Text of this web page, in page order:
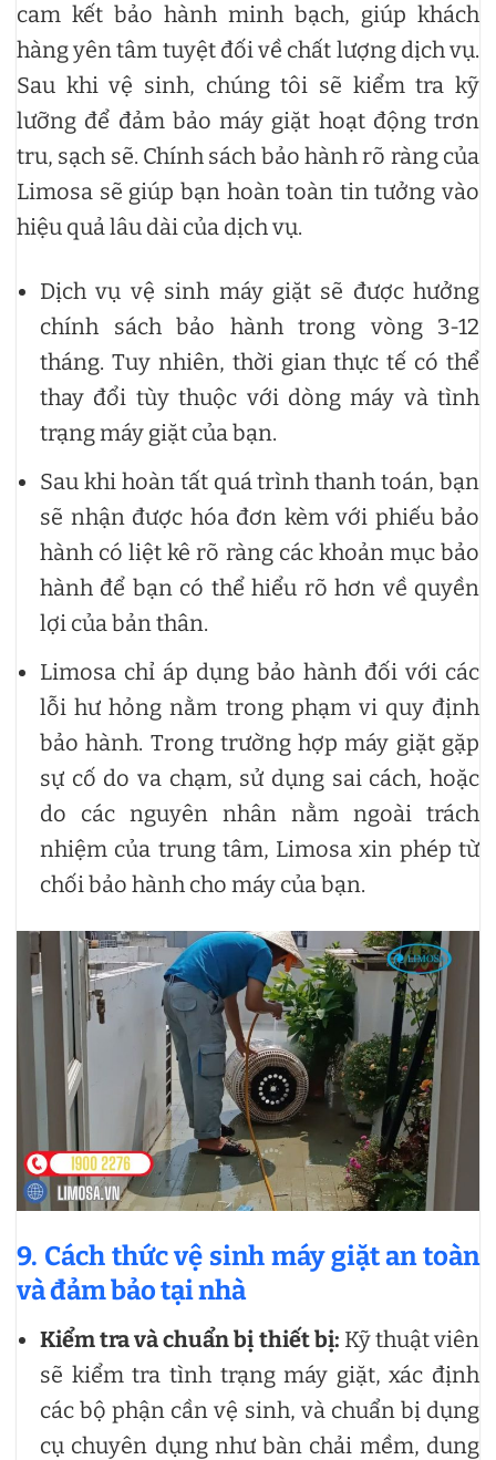
cam kết bảo hành minh bạch, giúp khách
hàng yên tâm tuyệt đối về chất lượng dịch vụ.
Sau khi vệ sinh, chúng tôi sẽ kiểm tra kỹ
lưỡng để đảm bảo máy giặt hoạt động trơn
tru, sạch sẽ. Chính sách bảo hành rõ ràng của
Limosa sẽ giúp bạn hoàn toàn tin tưởng vào
hiệu quả lâu dài của dịch vụ.
Dịch vụ vệ sinh máy giặt sẽ được hưởng
chính sách bảo hành trong vòng 3-12
tháng. Tuy nhiên, thời gian thực tế có thể
thay đổi tùy thuộc với dòng máy và tình
trạng máy giặt của bạn.
Sau khi hoàn tất quá trình thanh toán, bạn
sẽ nhận được hóa đơn kèm với phiếu bảo
hành có liệt kê rõ ràng các khoản mục bảo
hành để bạn có thể hiểu rõ hơn về quyền
lợi của bản thân.
Limosa chỉ áp dụng bảo hành đối với các
lỗi hư hỏng nằm trong phạm vi quy định
bảo hành. Trong trường hợp máy giặt gặp
sự cố do va chạm, sử dụng sai cách, hoặc
do các nguyên nhân nằm ngoài trách
nhiệm của trung tâm, Limosa xin phép từ
chối bảo hành cho máy của bạn.
9. Cách thức vệ sinh máy giặt an toàn
và đảm bảo tại nhà
Kiểm tra và chuẩn bị thiết bị: Kỹ thuật viên
sẽ kiểm tra tình trạng máy giặt, xác định
các bộ phận cần vệ sinh, và chuẩn bị dụng
cụ chuyên dụng như bàn chải mềm, dung